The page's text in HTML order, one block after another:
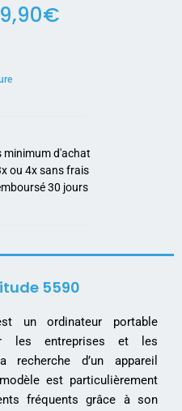
€
minimum d'achat
ou 4x sans frais
30 jours
5590
un ordinateur portable
les entreprises et les
d’un appareil
est particulièrement
fréquents grâce à son